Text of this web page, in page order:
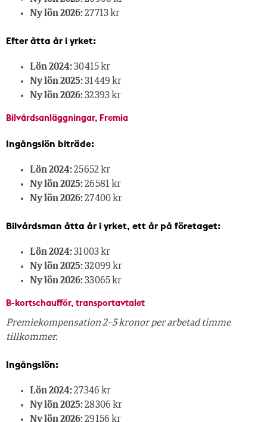
Ny lön 2026:27 713 kr
Efter åtta år i yrket:
Lön 2024:30 415 kr
Ny lön 2025:31 449 kr
Ny lön 2026:32 393 kr
Bilvårdsanläggningar, Fremia
Ingångslön biträde:
Lön 2024:25 652 kr
Ny lön 2025:26 581 kr
Ny lön 2026:27 400 kr
Bilvårdsman åtta år i yrket, ett år på företaget:
Lön 2024:31 003 kr
Ny lön 2025:32 099 kr
Ny lön 2026:33 065 kr
B-kortschaufför, transportavtalet
Premiekompensation 2–5 kronor per arbetad timme
tillkommer.
Ingångslön:
Lön 2024:27 346 kr
Ny lön 2025:28 306 kr
Ny lön 2026:29 156 kr